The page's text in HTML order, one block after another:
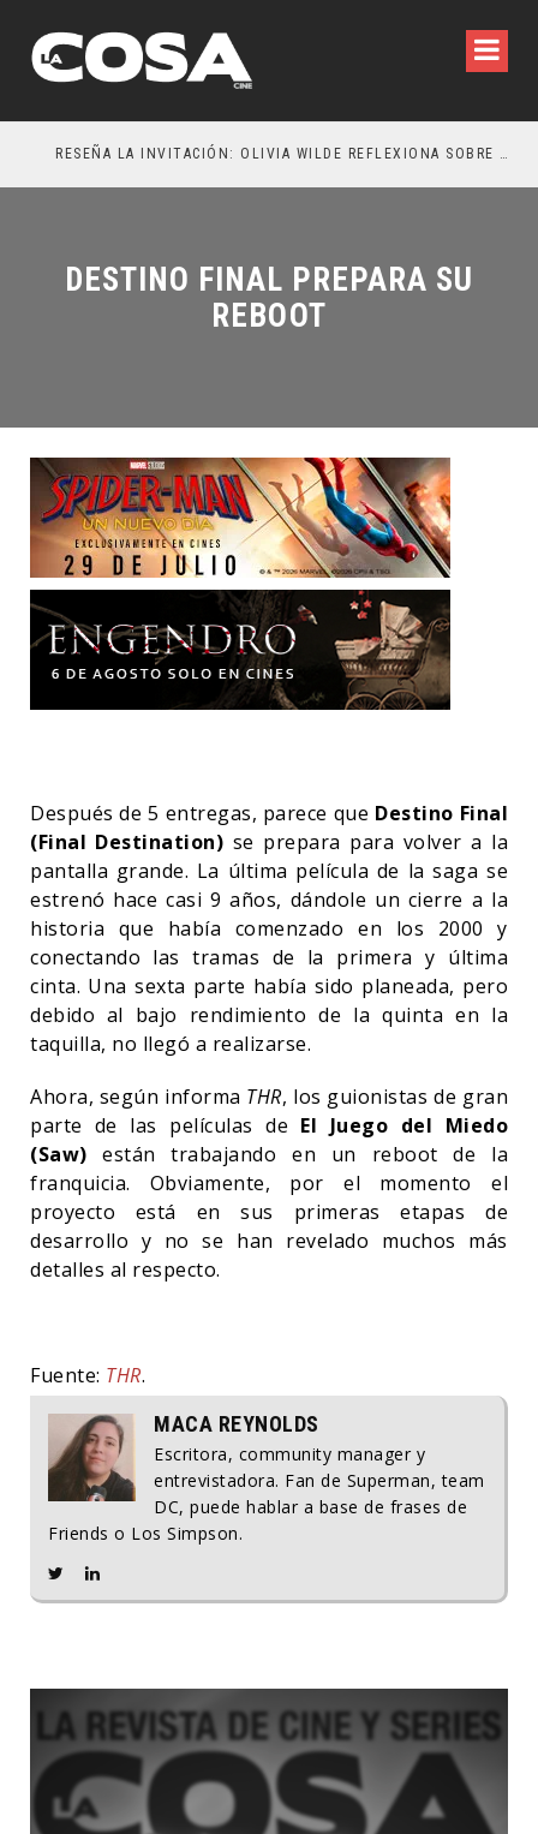
RESEÑA LA INVITACIÓN: OLIVIA WILDE REFLEXIONA SOBRE LA VIDA CONYUGAL
DESTINO FINAL PREPARA SU
REBOOT
Después de 5 entregas, parece que Destino Final
(Final Destination) se prepara para volver a la
pantalla grande. La última película de la saga se
estrenó hace casi 9 años, dándole un cierre a la
historia que había comenzado en los 2000 y
conectando las tramas de la primera y última
cinta. Una sexta parte había sido planeada, pero
debido al bajo rendimiento de la quinta en la
taquilla, no llegó a realizarse.
Ahora, según informa THR, los guionistas de gran
parte de las películas de El Juego del Miedo
(Saw)están trabajando en un reboot de la
franquicia. Obviamente, por el momento el
proyecto está en sus primeras etapas de
desarrollo y no se han revelado muchos más
detalles al respecto.
Fuente: THR.
MACA REYNOLDS
Escritora, community manager y
entrevistadora. Fan de Superman, team
DC, puede hablar a base de frases de
Friends o Los Simpson.